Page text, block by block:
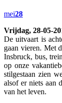
mei28
Vrijdag, 28-05-
De uitvaart is
gaan vieren. Met
Insbruck, bus,
op onze
stilgestaan zien
alsof er niets aan
van het leven.